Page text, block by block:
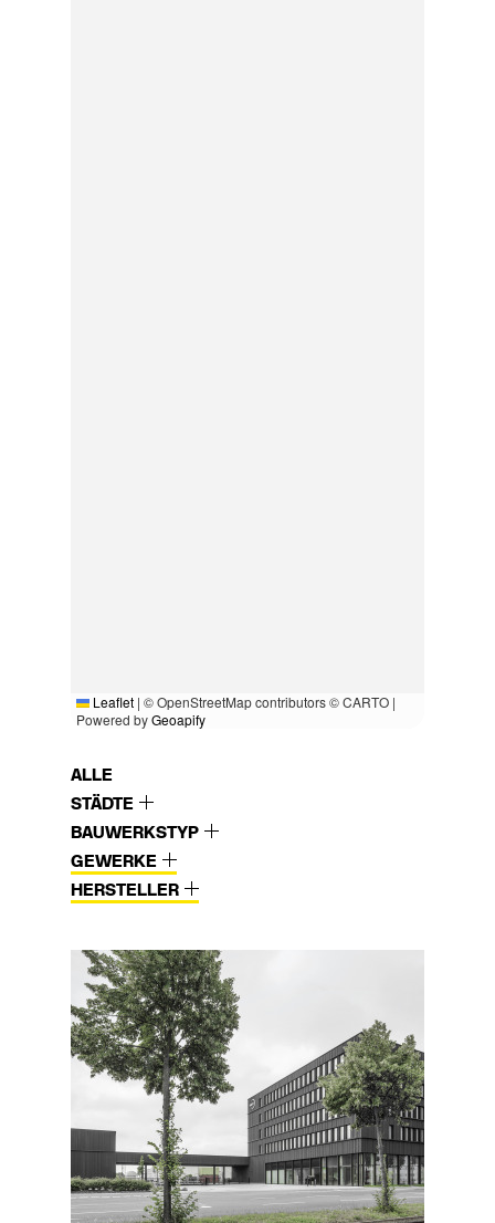
Leaflet | © OpenStreetMap contributors © CARTO |
Powered byGeoapify
ALLE
STÄDTE
BAUWERKSTYP
GEWERKE
HERSTELLER